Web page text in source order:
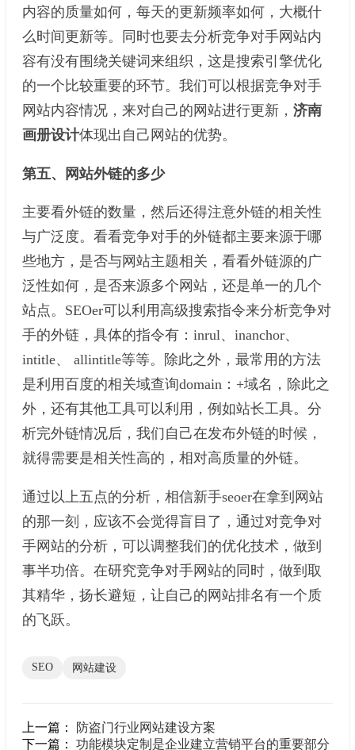
内容的质量如何，每天的更新频率如何，大概什
么时间更新等。同时也要去分析竞争对手网站内
容有没有围绕关键词来组织，这是搜索引擎优化
的一个比较重要的环节。我们可以根据竞争对手
网站内容情况，来对自己的网站进行更新， 济南
画册设计体现出自己网站的优势。
第五、网站外链的多少
主要看外链的数量，然后还得注意外链的相关性
与广泛度。看看竞争对手的外链都主要来源于哪
些地方，是否与网站主题相关，看看外链源的广
泛性如何，是否来源多个网站，还是单一的几个
站点。SEOer可以利用高级搜索指令来分析竞争对
手的外链，具体的指令有：inrul、inanchor、
intitle、 allintitle等等。除此之外，最常用的方法
是利用百度的相关域查询domain：+域名，除此之
外，还有其他工具可以利用，例如站长工具。分
析完外链情况后，我们自己在发布外链的时候，
就得需要是相关性高的，相对高质量的外链。
通过以上五点的分析，相信新手seoer在拿到网站
的那一刻，应该不会觉得盲目了，通过对竞争对
手网站的分析，可以调整我们的优化技术，做到
事半功倍。在研究竞争对手网站的同时，做到取
其精华，扬长避短，让自己的网站排名有一个质
的飞跃。
SEO 网站建设
上一篇：
防盗门行业网站建设方案
下一篇： 功能模块定制是企业建立营销平台的重要部分